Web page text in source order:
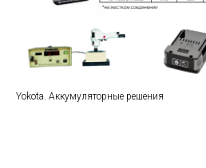
Yokota. Аккумуляторные решения